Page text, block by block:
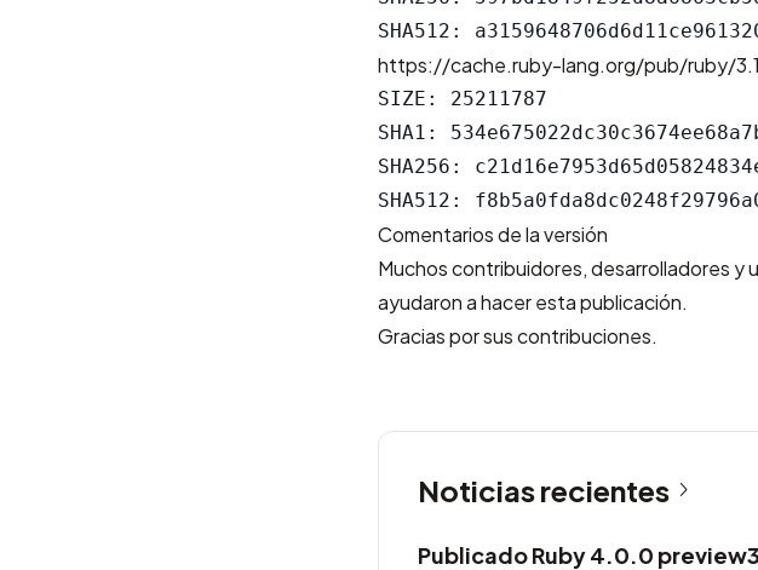
https://cache.ruby-lang.org/pub/ruby/
SIZE: 25211787
SHA1:
SHA256:
Comentarios de la versión
Muchos contribuidores, desarrolladores y
ayudaron a hacer esta publicación.
Gracias por sus contribuciones.
Noticias recientes
Publicado Ruby 4.0.0 preview3